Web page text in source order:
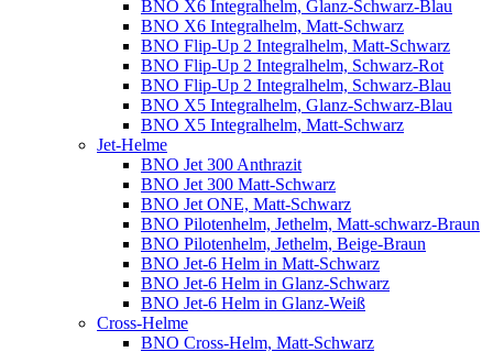
BNO X6 Integralhelm, Glanz-Schwarz-Blau
BNO X6 Integralhelm, Matt-Schwarz
BNO Flip-Up 2 Integralhelm, Matt-Schwarz
BNO Flip-Up 2 Integralhelm, Schwarz-Rot
BNO Flip-Up 2 Integralhelm, Schwarz-Blau
BNO X5 Integralhelm, Glanz-Schwarz-Blau
BNO X5 Integralhelm, Matt-Schwarz
Jet-Helme
BNO Jet 300 Anthrazit
BNO Jet 300 Matt-Schwarz
BNO Jet ONE, Matt-Schwarz
BNO Pilotenhelm, Jethelm, Matt-schwarz-Braun
BNO Pilotenhelm, Jethelm, Beige-Braun
BNO Jet-6 Helm in Matt-Schwarz
BNO Jet-6 Helm in Glanz-Schwarz
BNO Jet-6 Helm in Glanz-Weiß
Cross-Helme
BNO Cross-Helm, Matt-Schwarz